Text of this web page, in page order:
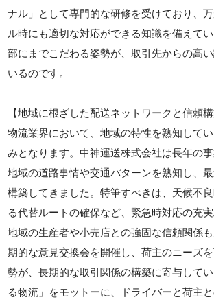
ナル」として専門的な研修を受けており、
ル時にも適切な対応ができる知識を備えて
部にまでこだわる姿勢が、取引先からの高
いるのです。
【地域に根ざした配送ネットワークと信頼構
物流業界において、地域の特性を熟知して
みとなります。中神運送株式会社は長年の事
地域の道路事情や交通パターンを熟知し、
構築してきました。特筆すべきは、天候不
る代替ルートの確保など、緊急時対応の充実
地域の生産者や小売店との強固な信頼関係
期的な意見交換会を開催し、荷主のニーズ
勢が、長期的な取引関係の構築に寄与して
る物流」をモットーに、ドライバーと荷主